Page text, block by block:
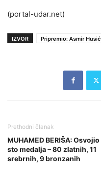
(portal-udar.net)
IZVOR Pripremio: Asmir Husić
Prethodni članak
MUHAMED BERIŠA: Osvojio
sto medalja – 80 zlatnih, 11
srebrnih, 9 bronzanih